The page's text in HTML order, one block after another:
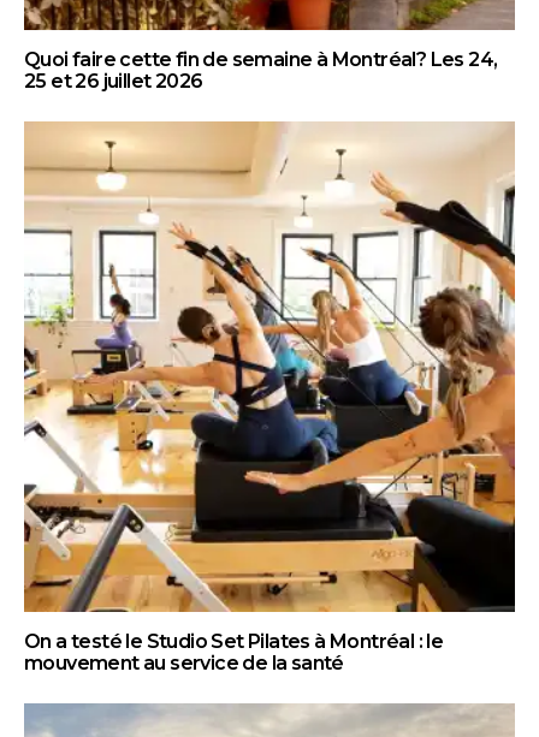
Quoi faire cette fin de semaine à Montréal? Les 24,
25 et 26 juillet 2026
On a testé le Studio Set Pilates à Montréal : le
mouvement au service de la santé